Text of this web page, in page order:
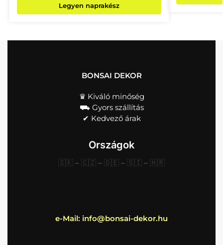
Legyen naprakész
BONSAI DEKOR
♛ Kiváló minőség
⛟ Gyors szállítás
✔︎ Kedvező árak
Országok
🇸🇰 – 🇨🇿 – 🇩🇪 – 🇸🇮 – 🇭🇷
e-Mail: info@bonsai-dekor.hu